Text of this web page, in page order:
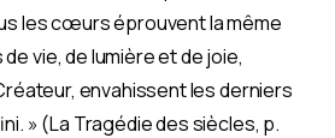
les cœurs éprouvent la même
vie, de lumière et de joie,
envahissent les derniers
» (La Tragédie des siècles, p.